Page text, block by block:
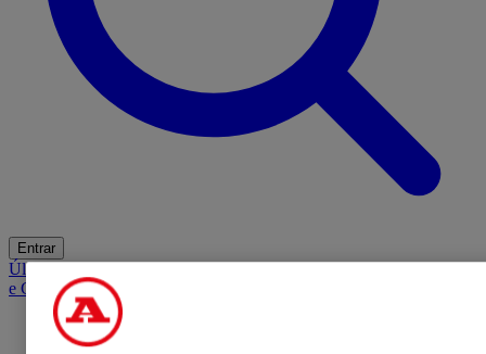
Entrar
ÚltimasMercadoOpiniãoiGaming HubA BOLA SUGEREBarba
e Cabelo